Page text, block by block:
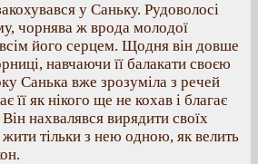
у Саньку. Рудоволосі
чорнява ж врода молодої
його серцем. Щодня він довше
навчаючи її балакати своєю
Санька вже зрозуміла з речей
її як нікого ще не кохав і благає
нахвалявся вирядити своїх
жити тільки з нею одною, як велить